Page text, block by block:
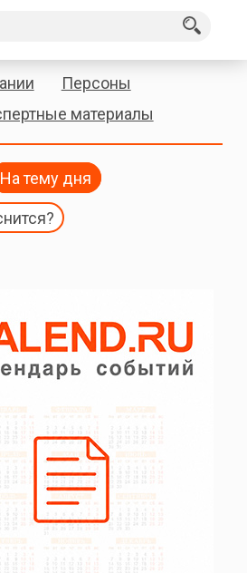
Персоны
материалы
На тему дня